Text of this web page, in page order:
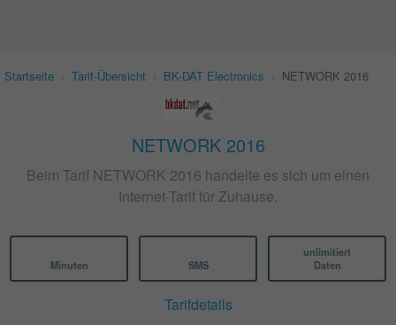
Startseite Tarif-Übersicht BK-DAT Electronics NETWORK 2016
NETWORK 2016
Beim Tarif NETWORK 2016 handelte es sich um einen
Internet-Tarif für Zuhause.
Minuten SMS
unlimitiert
Daten
Tarifdetails